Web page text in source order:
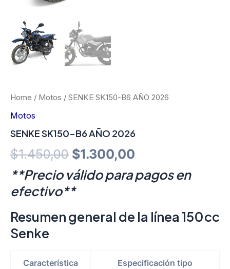
Home / Motos / SENKE SK150-B6 AÑO 2026
Motos
SENKE SK150-B6 AÑO 2026
$1.450,00 Original
price
was:
$1.450,00.
$1.300,00
price
$1.300,00.
**Precio válido para pagos en
efectivo**
Resumen general de la línea 150 cc
Senke
Característica Especificación tipo